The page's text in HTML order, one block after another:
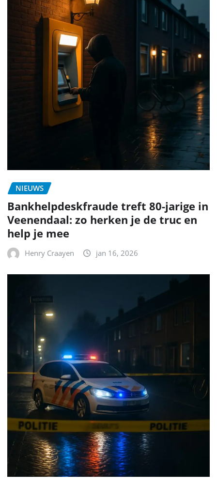
NIEUWS
Bankhelpdeskfraude treft 80-jarige in
Veenendaal: zo herken je de truc en
help je mee
Henry Craayen jan 16, 2026